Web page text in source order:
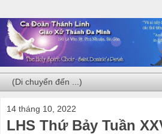
14 tháng 10, 2022
LHS Thứ Bảy Tuần